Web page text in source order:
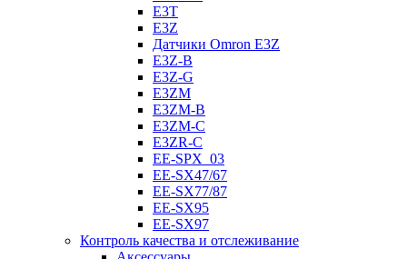
E3T
E3Z
Датчики Omron E3Z
E3Z-B
E3Z-G
E3ZM
E3ZM-B
E3ZM-C
E3ZR-C
EE-SPX_03
EE-SX47/67
EE-SX77/87
EE-SX95
EE-SX97
Контроль качества и отслеживание